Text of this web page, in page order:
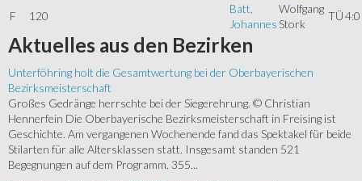
F 120
Batt,
Johannes
Wolfgang
Stork
TÜ4:0
Aktuelles aus den Bezirken
Unterföhring holt die Gesamtwertung bei der Oberbayerischen
Bezirksmeisterschaft
Großes Gedränge herrschte bei der Siegerehrung. © Christian
Hennerfein Die Oberbayerische Bezirksmeisterschaft in Freising ist
Geschichte. Am vergangenen Wochenende fand das Spektakel für beide
Stilarten für alle Altersklassen statt. Insgesamt standen 521
Begegnungen auf dem Programm. 355...